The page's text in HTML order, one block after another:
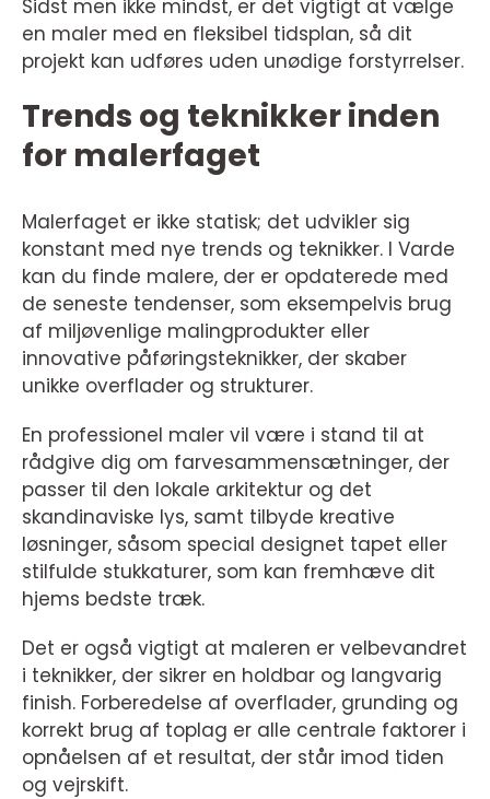
Sidst men ikke mindst, er det vigtigt at vælge
en maler med en fleksibel tidsplan, så dit
projekt kan udføres uden unødige forstyrrelser.
Trends og teknikker inden
for malerfaget
Malerfaget er ikke statisk; det udvikler sig
konstant med nye trends og teknikker. I Varde
kan du finde malere, der er opdaterede med
de seneste tendenser, som eksempelvis brug
af miljøvenlige malingprodukter eller
innovative påføringsteknikker, der skaber
unikke overflader og strukturer.
En professionel maler vil være i stand til at
rådgive dig om farvesammensætninger, der
passer til den lokale arkitektur og det
skandinaviske lys, samt tilbyde kreative
løsninger, såsom special designet tapet eller
stilfulde stukkaturer, som kan fremhæve dit
hjems bedste træk.
Det er også vigtigt at maleren er velbevandret
i teknikker, der sikrer en holdbar og langvarig
finish. Forberedelse af overflader, grunding og
korrekt brug af toplag er alle centrale faktorer i
opnåelsen af et resultat, der står imod tiden
og vejrskift.